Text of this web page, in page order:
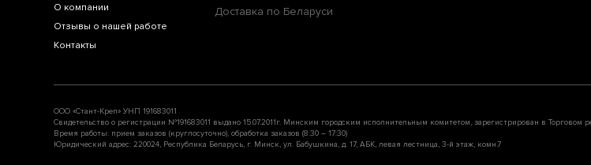
О компании
Отзывы о нашей работе
Контакты
Доставка по Беларуси
ООО «Стант-Креп» УНП 191683011
Свидетельство о регистрации №191683011 выдано 15.07.2011г. Минским городским исполнительным комитетом, зарегистрирован в Торговом
Время работы: прием заказов (круглосуточно), обработка заказов (8:30 – 17:30)
Юридический адрес: 220024, Республика Беларусь, г. Минск, ул. Бабушкина, д. 17, АБК, левая лестница, 3-й этаж, комн.7